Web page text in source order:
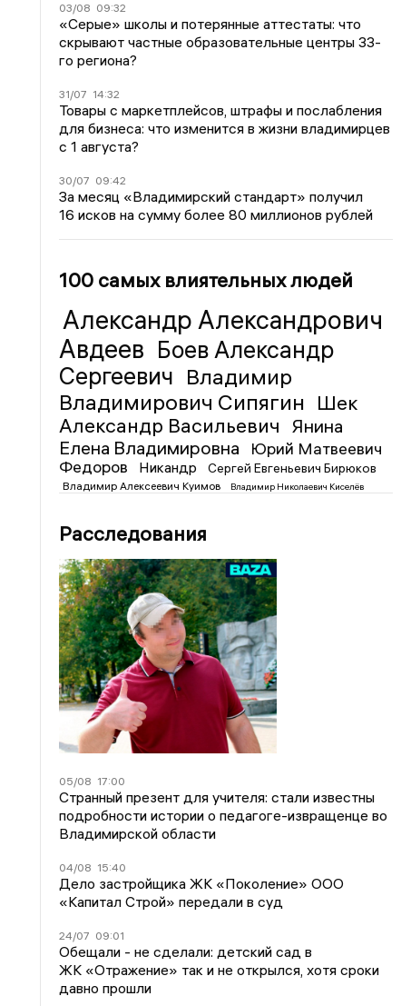
03/08 09:32
«Серые» школы и потерянные аттестаты: что
скрывают частные образовательные центры 33-
го региона?
31/07 14:32
Товары с маркетплейсов, штрафы и послабления
для бизнеса: что изменится в жизни владимирцев
с 1 августа?
30/07 09:42
За месяц «Владимирский стандарт» получил
16 исков на сумму более 80 миллионов рублей
100 самых влиятельных людей
Александр Александрович
Авдеев Боев Александр
Сергеевич Владимир
Владимирович Сипягин Шек
Александр Васильевич
Янина
Елена Владимировна
Юрий Матвеевич
Федоров
Никандр Сергей Евгеньевич Бирюков
Владимир Алексеевич Куимов Владимир Николаевич Киселёв
Расследования
05/08 17:00
Странный презент для учителя: стали известны
подробности истории о педагоге-извращенце во
Владимирской области
04/08 15:40
Дело застройщика ЖК «Поколение» ООО
«Капитал Строй» передали в суд
24/07 09:01
Обещали - не сделали: детский сад в
ЖК «Отражение» так и не открылся, хотя сроки
давно прошли